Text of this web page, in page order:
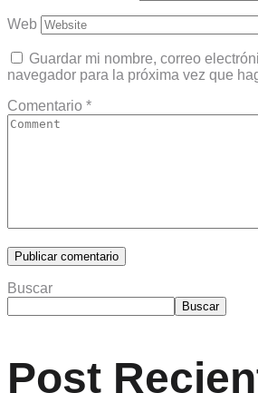
Web
Guardar mi nombre, correo
navegador para la próxima vez que
Comentario *
Buscar
Buscar
Post